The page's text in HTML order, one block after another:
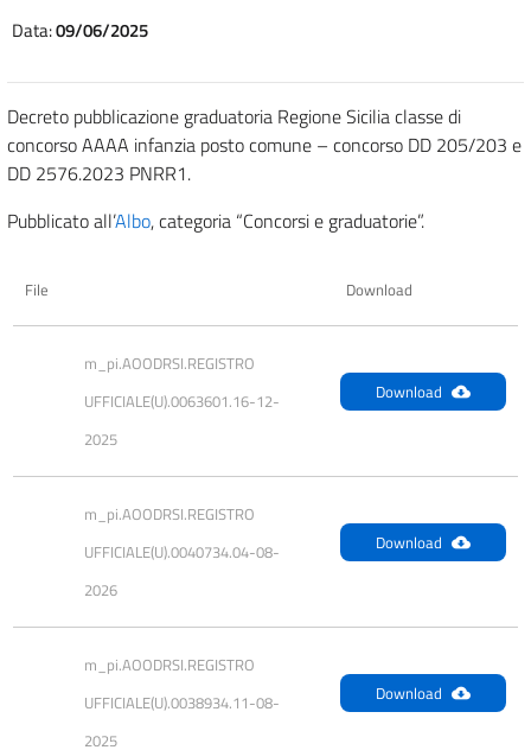
Data:09/06/2025
Decreto pubblicazione graduatoria Regione Sicilia classe di
concorso AAAA infanzia posto comune – concorso DD 205/203 e
DD 2576.2023 PNRR1.
Pubblicato all’Albo, categoria “Concorsi e graduatorie”.
File Download
m_pi.AOODRSI.REGISTRO
UFFICIALE(U).0063601.16-12-
2025
Download
m_pi.AOODRSI.REGISTRO
UFFICIALE(U).0040734.04-08-
2026
Download
m_pi.AOODRSI.REGISTRO
UFFICIALE(U).0038934.11-08-
2025
Download